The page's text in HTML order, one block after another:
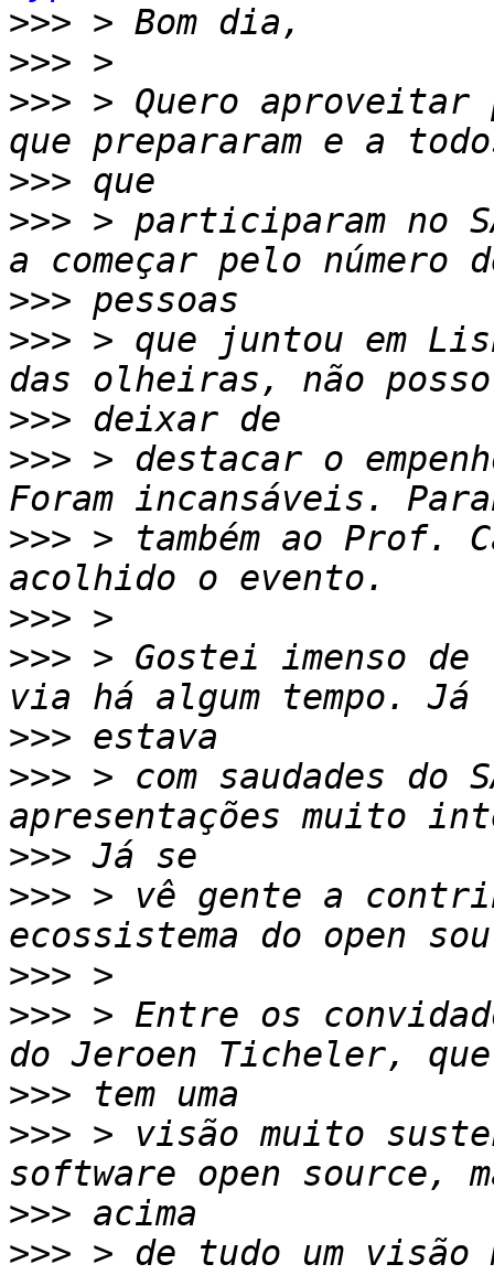
>>>
>>>
>>> > Quero aproveitar
>>>
>>> > participaram no
>>>
>>> > que juntou em
>>>
>>> > destacar o
>>> > também ao Prof.
>>>
>>> > Gostei imenso
>>>
>>> > com saudades do
>>>
>>> > vê gente a
>>>
>>> > Entre os
>>>
>>> > visão muito
>>>
>>> > de tudo um